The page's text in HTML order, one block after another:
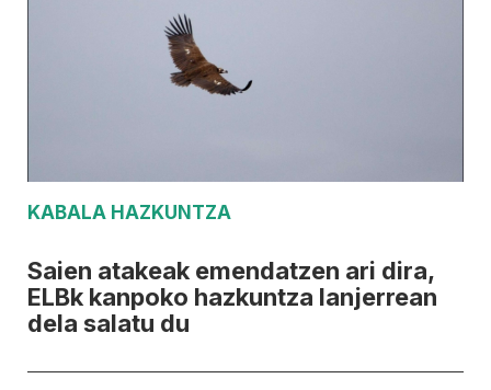
KABALA HAZKUNTZA
Saien atakeak emendatzen ari dira,
ELBk kanpoko hazkuntza lanjerrean
dela salatu du